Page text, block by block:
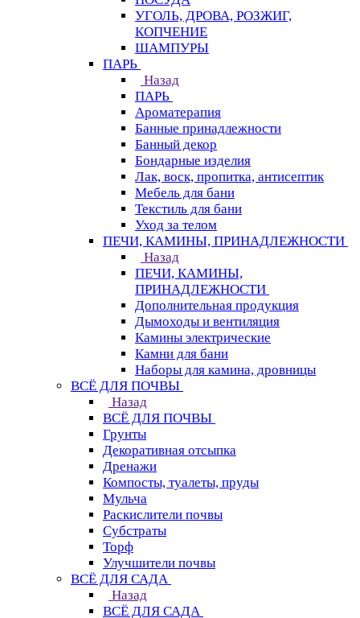
УГОЛЬ, ДРОВА, РОЗЖИГ,
КОПЧЕНИЕ
ШАМПУРЫ
ПАРЬ
Назад
ПАРЬ
Ароматерапия
Банные принадлежности
Банный декор
Бондарные изделия
Лак, воск, пропитка, антисептик
Мебель для бани
Текстиль для бани
Уход за телом
ПЕЧИ, КАМИНЫ, ПРИНАДЛЕЖНОСТИ
Назад
ПЕЧИ, КАМИНЫ,
ПРИНАДЛЕЖНОСТИ
Дополнительная продукция
Дымоходы и вентиляция
Камины электрические
Камни для бани
Наборы для камина, дровницы
ВСЁ ДЛЯ ПОЧВЫ
Назад
ВСЁ ДЛЯ ПОЧВЫ
Грунты
Декоративная отсыпка
Дренажи
Компосты, туалеты, пруды
Мульча
Раскислители почвы
Субстраты
Торф
Улучшители почвы
ВСЁ ДЛЯ САДА
Назад
ВСЁ ДЛЯ САДА